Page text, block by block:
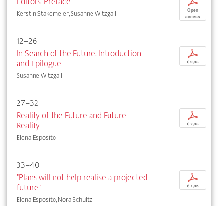
Kerstin Stakemeier, Susanne Witzgall
Open
access
12–26
In Search of the Future. Introduction
and Epilogue
Susanne Witzgall
p
€ 9,95
27–32
Reality of the Future and Future
Reality
Elena Esposito
p
€ 7,95
33–40
"Plans will not help realise a projected
future"
Elena Esposito, Nora Schultz
p
€ 7,95